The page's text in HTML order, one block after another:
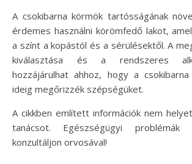
A csokibarna körmök tartósságának
érdemes használni körömfedő lakot,
a színt a kopástól és a sérülésektől. A
kiválasztása és a rendszeres
hozzájárulhat ahhoz, hogy a
ideig megőrizzék szépségüket.
A cikkben említett információk nem
tanácsot. Egészségügyi problémák
konzultáljon orvosával!